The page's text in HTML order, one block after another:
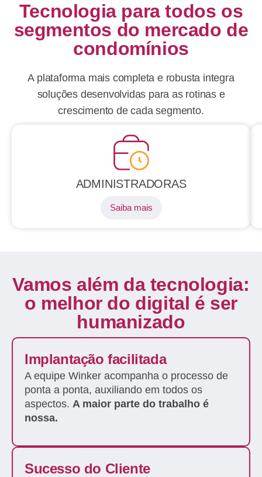
Tecnologia para todos os
segmentos do mercado de
condomínios
A plataforma mais completa e robusta integra
soluções desenvolvidas para as rotinas e
crescimento de cada segmento.
ADMINISTRADORAS
Saiba mais
Vamos além da tecnologia:
o melhor do digital é ser
humanizado
Implantação facilitada
A equipe Winker acompanha o processo de
ponta a ponta, auxiliando em todos os
aspectos. A maior parte do trabalho é
nossa.
Sucesso do Cliente